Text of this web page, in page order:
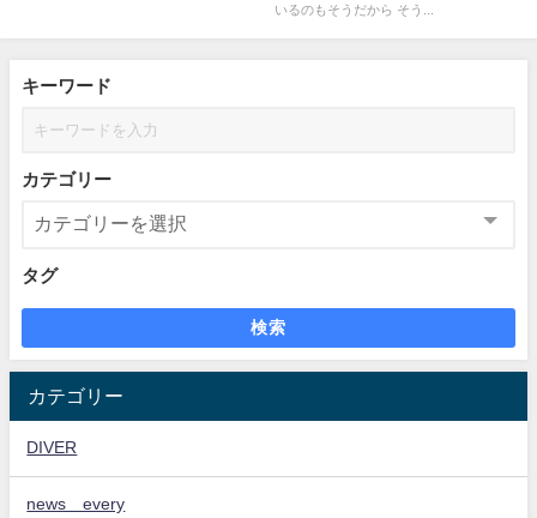
いるのもそうだから そう...
キーワード
カテゴリー
タグ
検索
カテゴリー
DIVER
news every